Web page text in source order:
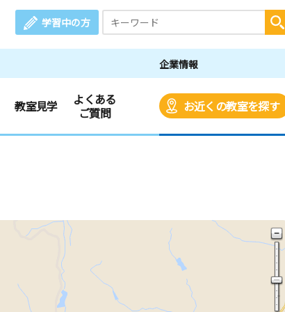
学習中の方
企業情報
教室見学
よくある
ご質問
お近くの教室を探す